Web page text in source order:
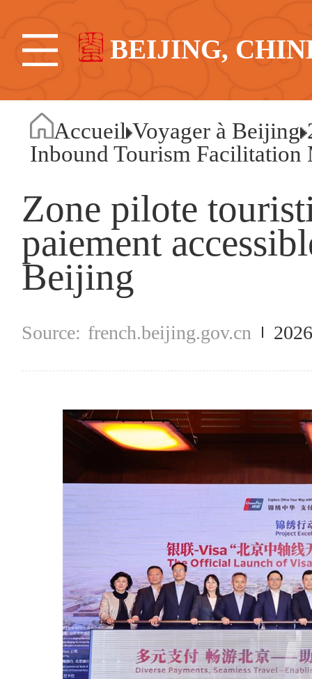
BEIJING,
Accueil Voyager à Beijing
Inbound Tourism Facilitation
Zone pilote
paiement
Beijing
french.beijing.gov.cn